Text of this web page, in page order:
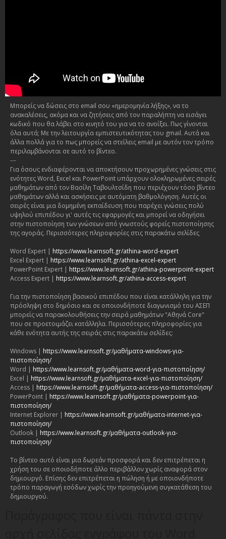
Μπορείς να δώσεις στο email σου «ημερομηνία λήξης», να το
ανακαλέσεις, ακόμα και να ζητήσεις από τον παραλήπτη να εισάγει
κωδικό που θα λάβει στο κινητό του για να το ανοίξει. Πως γίνονται
όλα αυτά; Με την λειτουργία εμπιστευτικότητας του gmail. Αυτά και
άλλα πολλά για το πως μπορείς να στείλεις email με αυτόν τον τρόπο
περιλαμβάνονται σε αυτό το βίντεο.
---
Για όσους ενδιαφέρονται να αποκτήσουν προχωρημένες γνώσεις στις
ενότητες Word, Excel και PowerPoint υπάρχουν ολοκληρωμένες σειρές
μαθημάτων από τον Βασίλη Ταβουλτσίδη που περιέχουν τόσο βίντεο
μαθημάτων αλλά και ασκήσεις με αυτόματη βαθμολόγηση. Αυτές οι
σειρές είναι μια δομημένη εκπαίδευση που παρέχει γνώσεις πολύ
υψηλού επιπέδου γι' αυτές τις εφαρμογές και μπορεί να οδηγήσει
στην πιστοποίηση των γνώσεων από γνωστούς φορείς πιστοποίησης
της αγοράς. Περισσότερες πληροφορίες στις παρακάτω σελίδες
Word Expert | https://www.learnsoft.gr/athina-word-expert
Excel Expert | https://www.learnsoft.gr/athina-excel-expert
PowerPoint Expert | https://www.learnsoft.gr/athina-powerpoint-expert
Access Expert | https://www.learnsoft.gr/athina-access-expert
Για την πιστοποίηση βασικού επιπέδου που είναι κατάλληλη για την
πρόσληψη στο δημόσιο και σε οποιονδήποτε διαγωνισμό του ΑΣΕΠ
μπορείς να παρακολουθήσεις την σειρά μαθημάτων "Αθηνά Core"
που σε προετοιμάζει κατάλληλα. Περισσότερες πληροφορίες για
κάθε ενότητα αυτής της σειράς στις παρακάτω σελίδες:
Windows | https://www.learnsoft.gr/μαθήματα-windows-για-
πιστοποίηση/
Word | https://www.learnsoft.gr/μαθήματα-word-για-πιστοποίηση/
Excel | https://www.learnsoft.gr/μαθήματα-excel-για-πιστοποίηση/
Access | https://www.learnsoft.gr/μαθήματα-access-για-πιστοποίηση/
PowerPoint | https://www.learnsoft.gr/μαθήματα-powerpoint-για-
πιστοποίηση/
Internet Explorer | https://www.learnsoft.gr/μαθήματα-internet-για-
πιστοποίηση/
Outlook | https://www.learnsoft.gr/μαθήματα-outlook-για-
πιστοποίηση/
Το βίντεο αυτό είναι μια δωρεάν προσφορά και δεν επιτρέπεται η
χρήση του σε οποιοδήποτε άλλο περιβάλλον χωρίς αναφορά στον
δημιουργό. Επίσης δεν επιτρέπεται η πώληση ή με οποιονδήποτε
τρόπο παραγωγή εσόδων χωρίς την προηγούμενη συγκατάθεση του
δημιουργού.